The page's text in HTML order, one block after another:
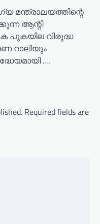
ആന്റി
പുകയില വിരുദ്ധ
റാലിയും
.…
Required fields are